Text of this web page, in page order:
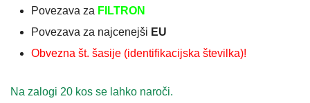
Povezava za FILTRON
Povezava za najcenejši EU
Obvezna št. šasije (identifikacijska številka)!
Na zalogi 20 kos se lahko naroči.